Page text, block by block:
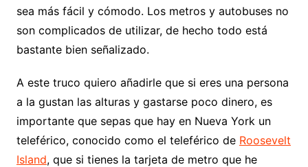
sea más fácil y cómodo. Los metros y autobuses no
son complicados de utilizar, de hecho todo está
bastante bien señalizado.
A este truco quiero añadirle que si eres una persona
a la gustan las alturas y gastarse poco dinero, es
importante que sepas que hay en Nueva York un
teleférico, conocido como el teleférico de Roosevelt
Island, que si tienes la tarjeta de metro que he